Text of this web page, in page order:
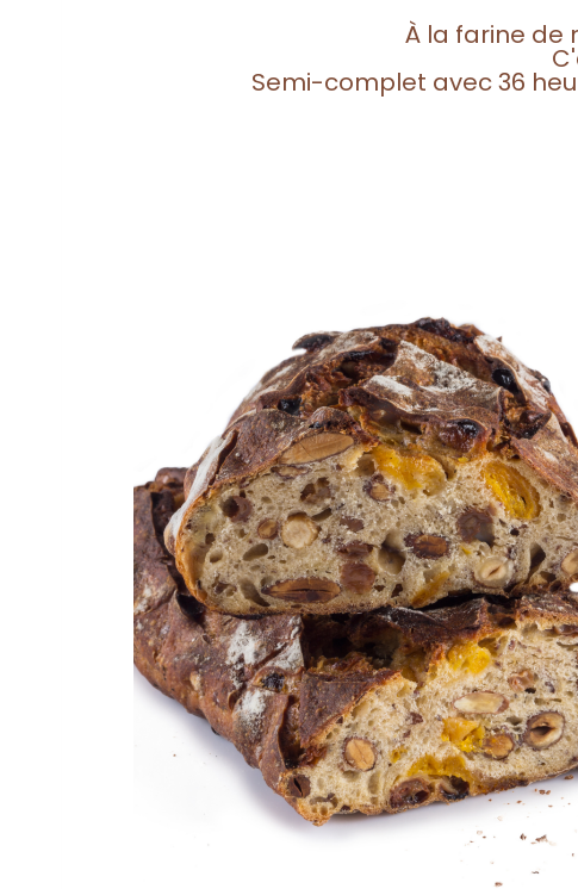
À la farine de
Semi-complet avec 36